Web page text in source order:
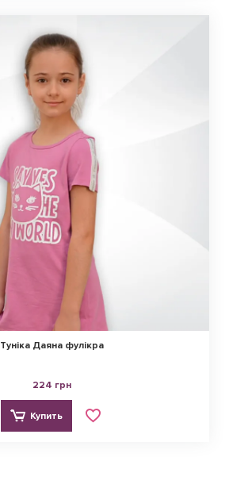
Туніка Даяна фулікра
224 грн
Купить